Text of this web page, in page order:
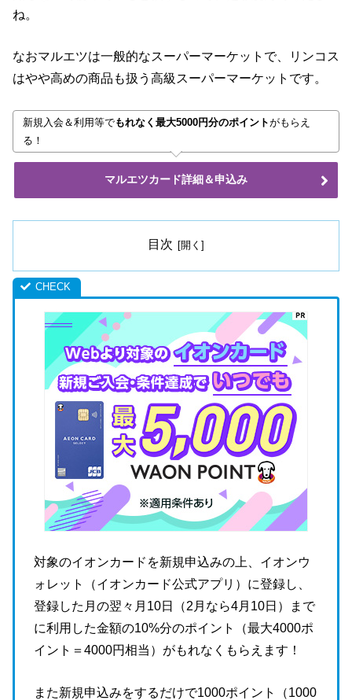
ね。
なおマルエツは一般的なスーパーマーケットで、リンコス
はやや高めの商品も扱う高級スーパーマーケットです。
新規入会＆利用等でもれなく最大5000円分のポイントがもらえ
る！
マルエツカード詳細＆申込み
目次
対象のイオンカードを新規申込みの上、イオンウ
ォレット（イオンカード公式アプリ）に登録し、
登録した月の翌々月10日（2月なら4月10日）まで
に利用した金額の10%分のポイント（最大4000ポ
イント＝4000円相当）がもれなくもらえます！
また新規申込みをするだけで1000ポイント（1000